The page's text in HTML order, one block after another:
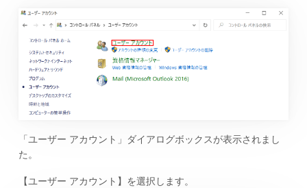
「ユーザー アカウント」ダイアログボックスが表示されまし
た。
【ユーザー アカウント】を選択します。